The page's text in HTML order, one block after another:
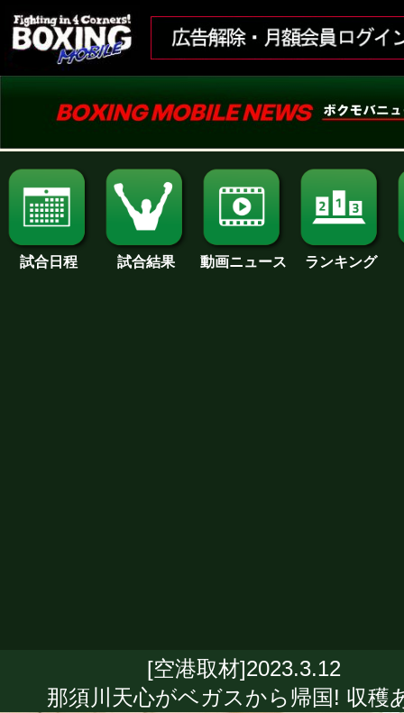
試合日程 試合結果 動画ニュース ランキング
[空港取材]2023.3.12
那須川天心がベガスから帰国! 収穫